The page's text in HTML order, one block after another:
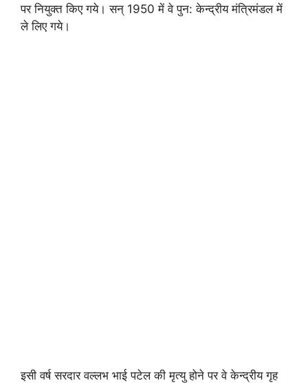
पर नियुक्त किए गये। सन् 1950 में वे पुन: केन्द्रीय मंत्रिमंडल में
ले लिए गये।
इसी वर्ष सरदार वल्लभ भाई पटेल की मृत्यु होने पर वे केन्द्रीय गृह